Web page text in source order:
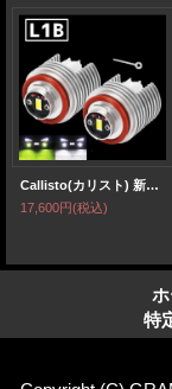
Callisto(カリスト) 新型 L1B形状 純正フォグランプ同等サイズ ホワイト ライムイエロー 室内から2色切替
17,600円(税込)
特